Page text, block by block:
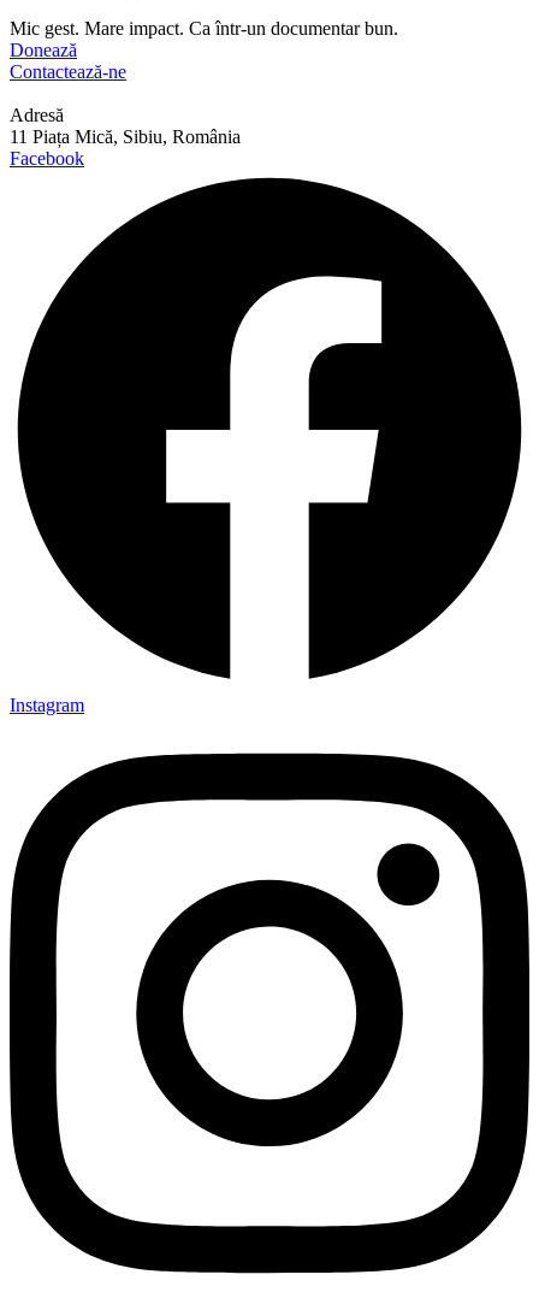
Mic gest. Mare impact. Ca într-un documentar bun.
Donează
Contactează-ne
Adresă
11 Piața Mică, Sibiu, România
Facebook
Instagram